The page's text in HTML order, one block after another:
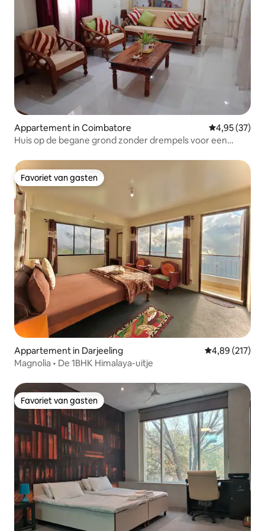
Appartement in Coimbatore Gemiddelde
4,95 (37)
Huis op de begane grond zonder drempels voor een
Favoriet van gasten
Favoriet van gasten
Appartement in Darjeeling Gemiddelde
4,89 (217)
Magnolia • De 1BHK Himalaya-uitje
Favoriet van gasten
Favoriet van gasten